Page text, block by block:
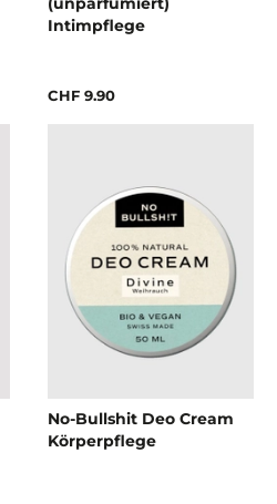
Intimpflege
CHF 9.90
No-Bullshit Deo Cream
Körperpflege